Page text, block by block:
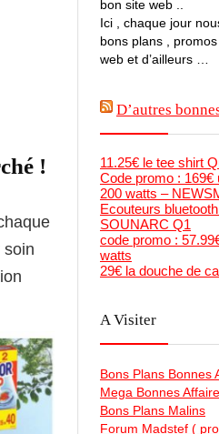
!
soin
bon site web ..
Ici , chaque jour
bons plans ,
web et d’ailleurs …
D’autres
11.25€ le tee shirt
Code promo : 169€
200 watts –
Ecouteurs
SOUNARC Q1
code promo :
watts
29€ la douche de
A Visiter
Bons Plans Bonnes
Mega Bonnes
Bons Plans Malins
Forum Madstef (